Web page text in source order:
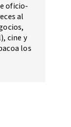
oficio-
al
cine y
los